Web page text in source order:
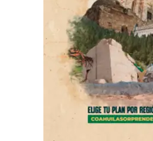
Asimismo, este miércoles y
integral, personal municipal
limpieza profunda a través de la
con la que se atendió
periférico Luis Echeverría